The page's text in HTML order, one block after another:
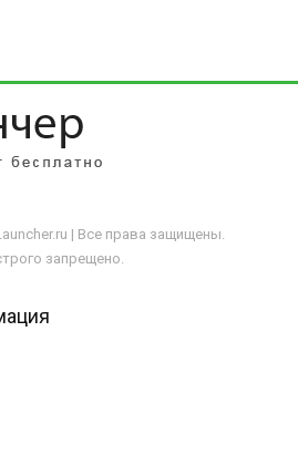
| Все права защищены.
запрещено.